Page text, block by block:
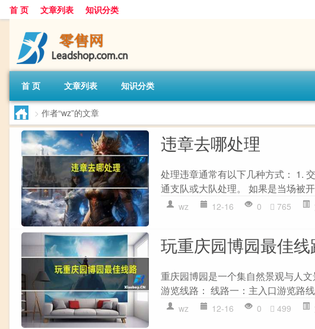
首 页 文章列表 知识分类
首 页 文章列表 知识分类
> 作者“wz”的文章
违章去哪处理
处理违章通常有以下几种方式： 1.
通支队或大队处理。 如果是当场被
wz 12-16 0 765
玩重庆园博园最佳线
重庆园博园是一个集自然景观与人
游览线路： 线路一：主入口游览路
wz 12-16 0 499